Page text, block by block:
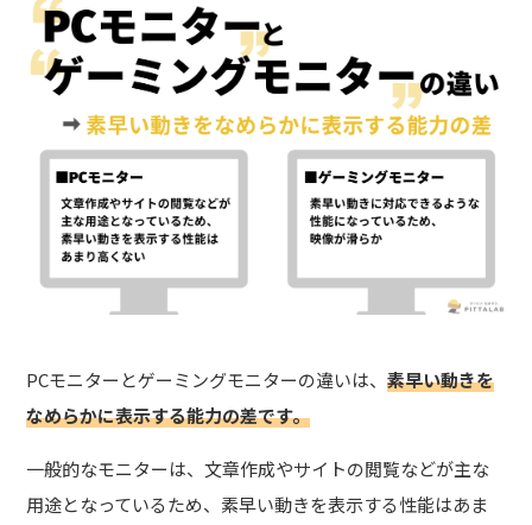
PCモニターとゲーミングモニターの違いは、素早い動きを
なめらかに表示する能力の差です。
一般的なモニターは、文章作成やサイトの閲覧などが主な
用途となっているため、素早い動きを表示する性能はあま